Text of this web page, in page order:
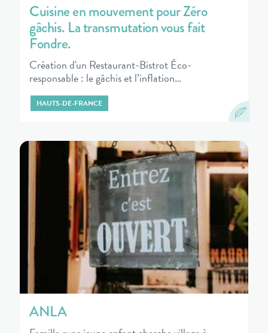
Cuisine en mouvement pour Zéro
gâchis. La transmutation vous fait
Fondre.
Création d'un Restaurant-Bistrot Éco-
responsable : le gâchis et l’inflation…
HAUTS-DE-FRANCE
ANLA